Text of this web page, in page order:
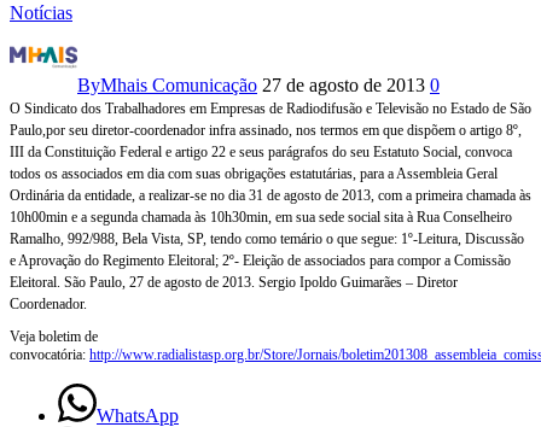
Notícias
EDITAL
CONVOCAÇÃO
–
ASSEMBLEIA
GERAL
ORDINÁRIA
ByMhais Comunicação 27 de agosto de 2013 0
O Sindicato dos Trabalhadores em Empresas de Radiodifusão e Televisão no Estado de São
Paulo,por seu diretor-coordenador infra assinado, nos termos em que dispõem o artigo 8º,
III da Constituição Federal e artigo 22 e seus parágrafos do seu Estatuto Social, convoca
todos os associados em dia com suas obrigações estatutárias, para a Assembleia Geral
Ordinária da entidade, a realizar-se no dia 31 de agosto de 2013, com a primeira chamada às
10h00min e a segunda chamada às 10h30min, em sua sede social sita à Rua Conselheiro
Ramalho, 992/988, Bela Vista, SP, tendo como temário o que segue: 1º-Leitura, Discussão
e Aprovação do Regimento Eleitoral; 2º- Eleição de associados para compor a Comissão
Eleitoral. São Paulo, 27 de agosto de 2013. Sergio Ipoldo Guimarães – Diretor
Coordenador.
Veja boletim de
convocatória: http://www.radialistasp.org.br/Store/Jornais/
WhatsApp